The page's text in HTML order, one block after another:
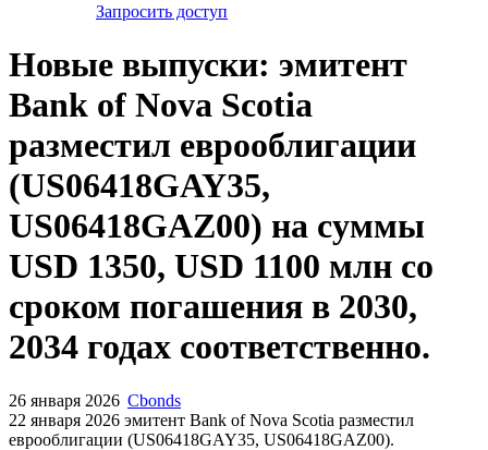
Запросить доступ
Новые выпуски: эмитент
Bank of Nova Scotia
разместил еврооблигации
(US06418GAY35,
US06418GAZ00) на суммы
USD 1350, USD 1100 млн со
сроком погашения в 2030,
2034 годах соответственно.
26 января 2026 Cbonds
22 января 2026 эмитент Bank of Nova Scotia разместил
еврооблигации (US06418GAY35, US06418GAZ00).